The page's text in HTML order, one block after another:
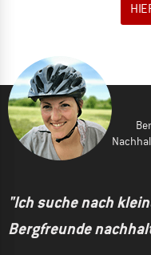
"Ich suche nach
Bergfreunde